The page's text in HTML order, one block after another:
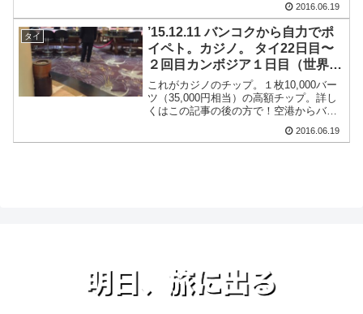
ジア国境（アランヤプラテート・ロンク
ラー市場）経由でシェムリアップまで早
い行き方を紹介します。バ...
2016.06.19
タイ
’15.12.11 バンコクから自力でポ
イペト。カジノ。 タイ22日目〜
２回目カンボジア１日目（世界一
周3ヶ月と11日目）
これがカジノのチップ。１枚10,000バー
ツ（35,000円相当）の高額チップ。詳し
くはこの記事の後の方で！空港からバス
ぶりの早起き。タクシーを呼んでもらっ
2016.06.19